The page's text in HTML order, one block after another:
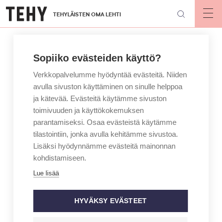
Hyppää
pääsisältöön
TEHYLÄISTEN OMA LEHTI
ARTIKKELIKATEGORIA
BLOGI KIRJOITTAJA
VARPU HINTSANEN
Sopiiko evästeiden käyttö?
Verkkopalvelumme hyödyntää evästeitä. Niiden
avulla sivuston käyttäminen on sinulle helppoa
ja kätevää. Evästeitä käytämme sivuston
toimivuuden ja käyttökokemuksen
parantamiseksi. Osaa evästeistä käytämme
tilastointiin, jonka avulla kehitämme sivustoa.
Lisäksi hyödynnämme evästeitä mainonnan
kohdistamiseen.
Lue lisää
HYVÄKSY EVÄSTEET